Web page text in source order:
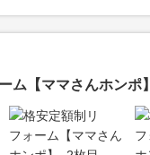
ム【ママさんホンポ】